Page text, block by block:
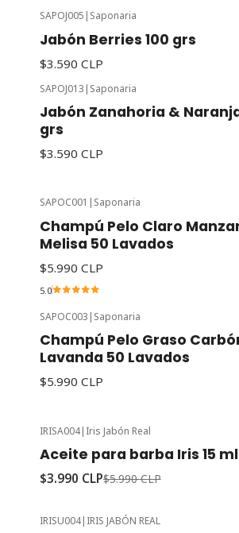
SAPOJ005 | Saponaria
Jabón Berries 100 grs
$3.590 CLP
SAPOJ013 | Saponaria
Jabón Zanahoria &
grs
$3.590 CLP
SAPOC001 | Saponaria
Champú Pelo Claro
Melisa 50 Lavados
$5.990 CLP
5.0
SAPOC003 | Saponaria
Champú Pelo Graso
Lavanda 50 Lavados
$5.990 CLP
IRISA004| Iris Jabón Real
Aceite para barba Iris 15 ml
$3.990 CLP$5.990 CLP
IRISU004| IRIS JABÓN REAL